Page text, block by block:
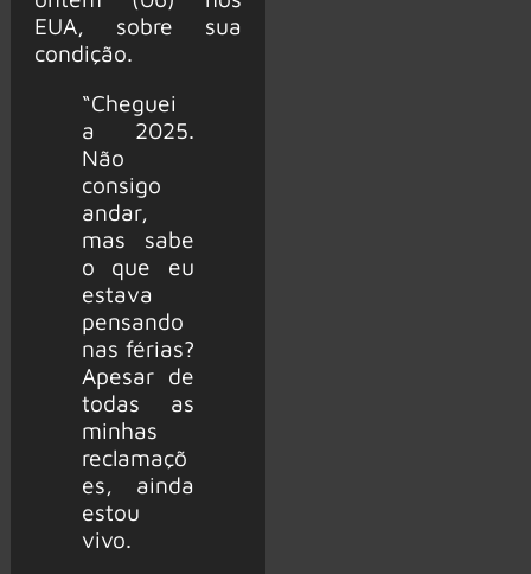
EUA, sobre sua
condição.
“Cheguei
a 2025.
Não
consigo
andar,
mas sabe
o que eu
estava
pensando
nas férias?
Apesar de
todas as
minhas
reclamaçõ
es, ainda
estou
vivo.